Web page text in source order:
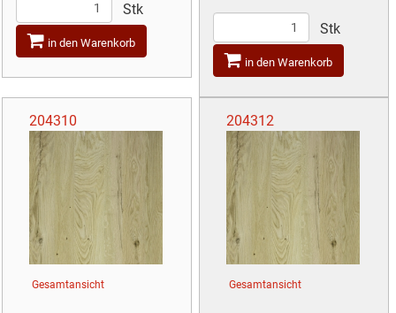
Stk
in den Warenkorb
Stk
in den Warenkorb
204310
Gesamtansicht
204312
Gesamtansicht